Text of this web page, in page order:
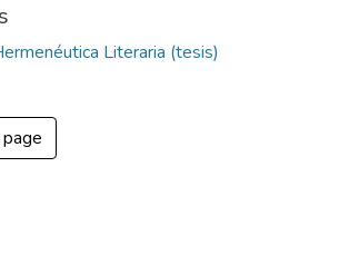
Literaria (tesis)